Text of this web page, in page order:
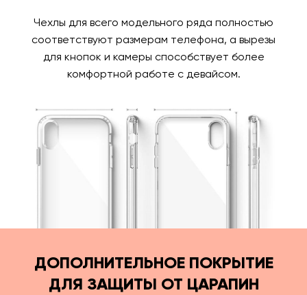
Чехлы для всего модельного ряда полностью
соответствуют размерам телефона, а вырезы
для кнопок и камеры способствует более
комфортной работе с девайсом.
ДОПОЛНИТЕЛЬНОЕ ПОКРЫТИЕ
ДЛЯ ЗАЩИТЫ ОТ ЦАРАПИН